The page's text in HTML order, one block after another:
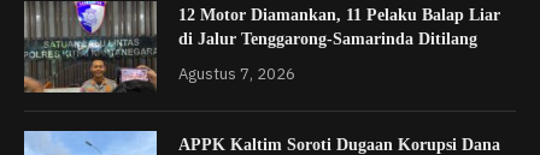
12 Motor Diamankan, 11 Pelaku Balap Liar
di Jalur Tenggarong-Samarinda Ditilang
Agustus 7, 2026
APPK Kaltim Soroti Dugaan Korupsi Dana